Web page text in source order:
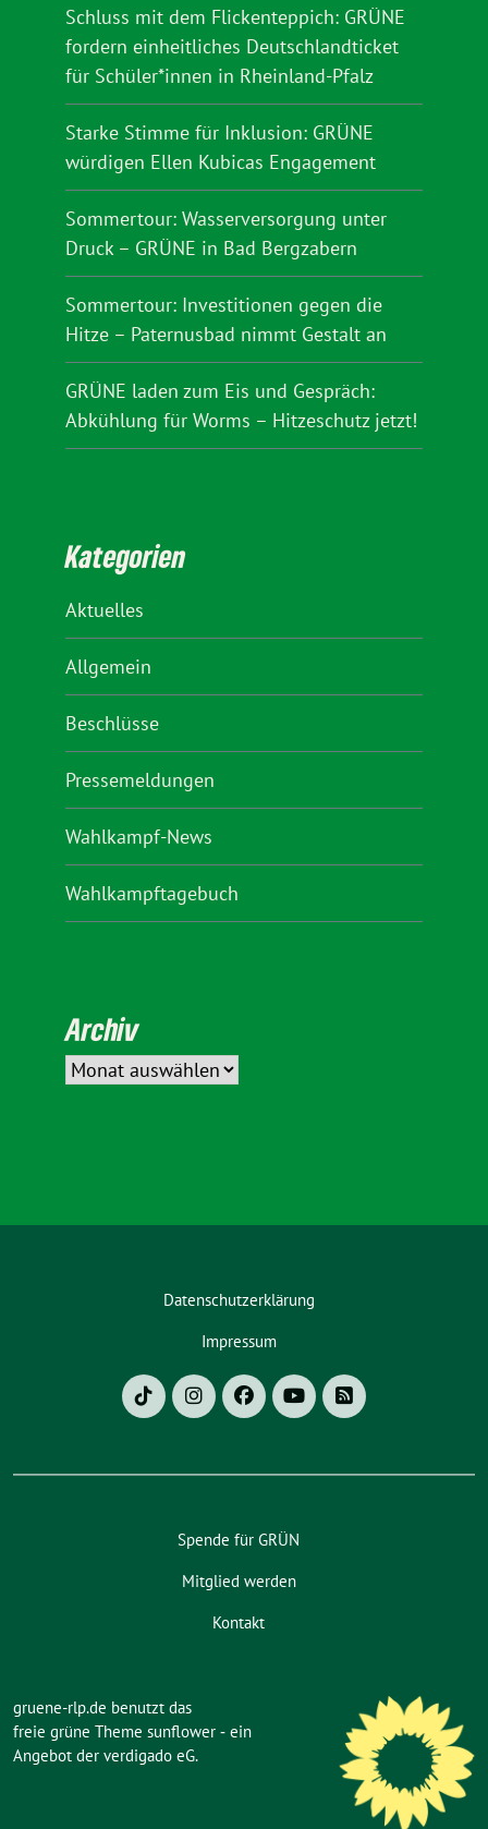
Schluss mit dem Flickenteppich: GRÜNE
fordern einheitliches Deutschlandticket
für Schüler*innen in Rheinland-Pfalz
Starke Stimme für Inklusion: GRÜNE
würdigen Ellen Kubicas Engagement
Sommertour: Wasserversorgung unter
Druck – GRÜNE in Bad Bergzabern
Sommertour: Investitionen gegen die
Hitze – Paternusbad nimmt Gestalt an
GRÜNE laden zum Eis und Gespräch:
Abkühlung für Worms – Hitzeschutz jetzt!
Kategorien
Aktuelles
Allgemein
Beschlüsse
Pressemeldungen
Wahlkampf-News
Wahlkampftagebuch
Archiv
Datenschutzerklärung
Impressum
Spende für GRÜN
Mitglied werden
Kontakt
gruene-rlp.de benutzt das
freie grüne Theme sunflower ‐ ein
Angebot der verdigado eG.